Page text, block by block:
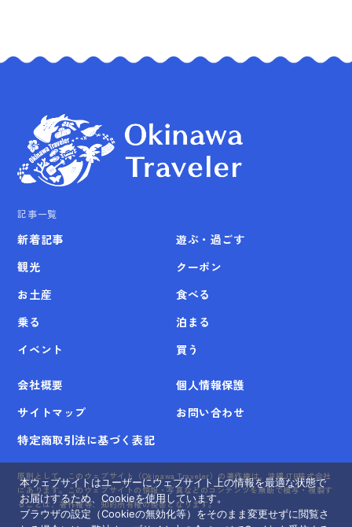
記事一覧
新着記事
観光
お土産
乗る
イベント
遊ぶ・過ごす
クーポン
食べる
泊まる
買う
会社概要
個人情報保護
サイトマップ
お問い合わせ
特定商取引法に基づく表記
原則として、このウェブサイト（Okinawa Traveler）の著作権は、沖縄JTB株式会社
にあります。このウェブサイトの情報・写真などのコンテンツを無断で模写・複製す
ることは、著作権等、知的所有権の侵害となります。
本ウェブサイトはユーザーにウェブサイト上の情報を最適な状態で
お届けするため、Cookieを使用しています。
ブラウザの設定（Cookieの無効化等）をそのまま変更せずに閲覧さ